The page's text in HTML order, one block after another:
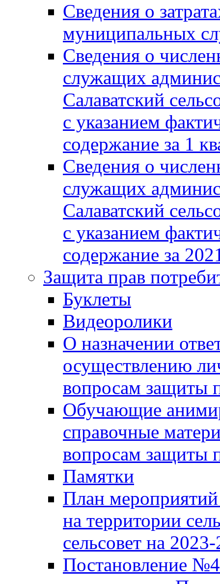
Сведения о
муниципальных
Сведения о
служащих
Салаватский
с указанием
содержание за 1
Сведения о
служащих
Салаватский
с указанием
содержание за
Защита прав
Буклеты
Видеоролики
О назначении
осуществлению
вопросам защиты
Обучающие
справочные
вопросам защиты
Памятки
План
на территории
сельсовет на
Постановление